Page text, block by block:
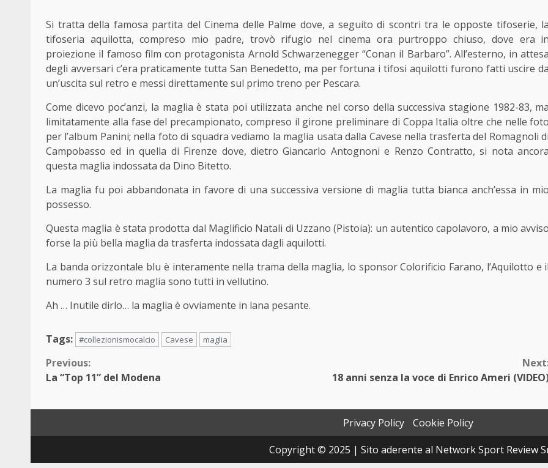
Si tratta della famosa partita del Cinema delle Palme dove, a seguito di scontri tra le opposte tifoserie, la
tifoseria aquilotta, compreso mio padre, trovò rifugio nel cinema ora purtroppo chiuso, dove era in
proiezione il famoso film con protagonista Arnold Schwarzenegger “Conan il Barbaro”. All’esterno, in attesa
degli avversari c’era praticamente tutta San Benedetto, ma per fortuna i tifosi aquilotti furono fatti uscire da
un’uscita sul retro e messi direttamente sul primo treno per Pescara.
Come dicevo poc’anzi, la maglia è stata poi utilizzata anche nel corso della successiva stagione 1982-83, ma
limitatamente alla fase del precampionato, compreso il girone preliminare di Coppa Italia oltre che nelle foto
per l’album Panini; nella foto di squadra vediamo la maglia usata dalla Cavese nella trasferta del Romagnoli di
Campobasso ed in quella di Firenze dove, dietro Giancarlo Antognoni e Renzo Contratto, si nota ancora
questa maglia indossata da Dino Bitetto.
La maglia fu poi abbandonata in favore di una successiva versione di maglia tutta bianca anch’essa in mio
possesso.
Questa maglia è stata prodotta dal Maglificio Natali di Uzzano (Pistoia): un autentico capolavoro, a mio avviso
forse la più bella maglia da trasferta indossata dagli aquilotti.
La banda orizzontale blu è interamente nella trama della maglia, lo sponsor Colorificio Farano, l’Aquilotto e il
numero 3 sul retro maglia sono tutti in vellutino.
Ah … Inutile dirlo… la maglia è ovviamente in lana pesante.
Tags: #collezionismocalcio Cavese maglia
Continue
Reading
Previous:
La “Top 11” del Modena
18 anni senza la voce di Enrico Ameri
Privacy Policy
Cookie Policy
Copyright © 2025 | Sito aderente al Network Sport Review